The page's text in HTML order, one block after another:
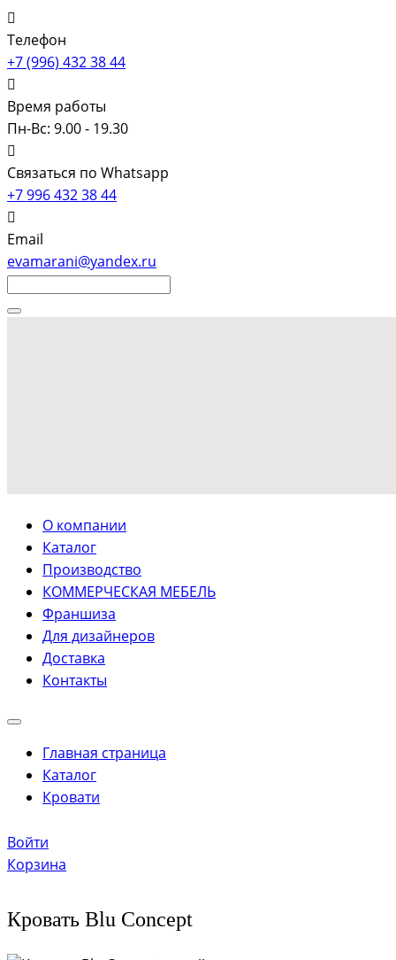
Телефон
+7 (996) 432 38 44
Время работы
Пн-Вс: 9.00 - 19.30
Связаться по Whatsapp
+7 996 432 38 44
Email
evamarani@yandex.ru
О компании
Каталог
Производство
КОММЕРЧЕСКАЯ МЕБЕЛЬ
Франшиза
Для дизайнеров
Доставка
Контакты
Главная страница
Каталог
Кровати
Войти
Корзина
Кровать Blu Concept